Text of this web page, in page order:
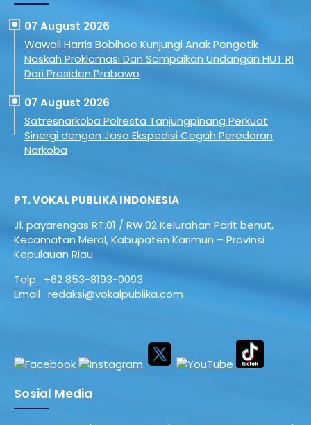
07 August 2026
Wawali Harris Bobihoe Kunjungi Anak Pengetik
Naskah Proklamasi Dan Sampaikan Undangan HUT RI
Dari Presiden Prabowo
07 August 2026
Satresnarkoba Polresta Tanjungpinang Perkuat
Sinergi dengan Jasa Ekspedisi Cegah Peredaran
Narkoba
PT. VOKAL PUBLIKA INDONESIA
Jl. payarengas RT.01 / RW.02Kelurahan Parit benut,
Kecamatan Meral,Kabupaten Karimun – Provinsi
Kepulauan Riau
Telp : +62 853-8193-0093
Email : redaksi@vokalpublika.com
Sosial Media